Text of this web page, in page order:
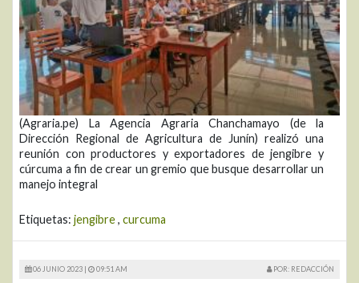
(Agraria.pe) La Agencia Agraria Chanchamayo (de la
Dirección Regional de Agricultura de Junín) realizó una
reunión con productores y exportadores de jengibre y
cúrcuma a fin de crear un gremio que busque desarrollar un
manejo integral
Etiquetas: jengibre, curcuma
06 JUNIO 2023 | 09:51 AM POR: REDACCIÓN